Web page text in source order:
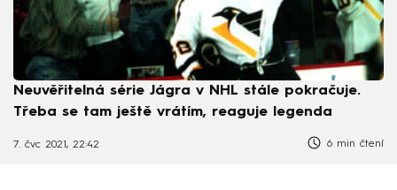
Neuvěřitelná série Jágra v NHL stále pokračuje.
Třeba se tam ještě vrátím, reaguje legenda
7. čvc 2021, 22:42 6 min čtení